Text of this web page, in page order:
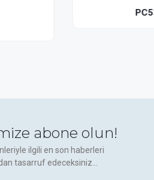
abone olun!
ilgili en son haberleri
tasarruf edeceksiniz...